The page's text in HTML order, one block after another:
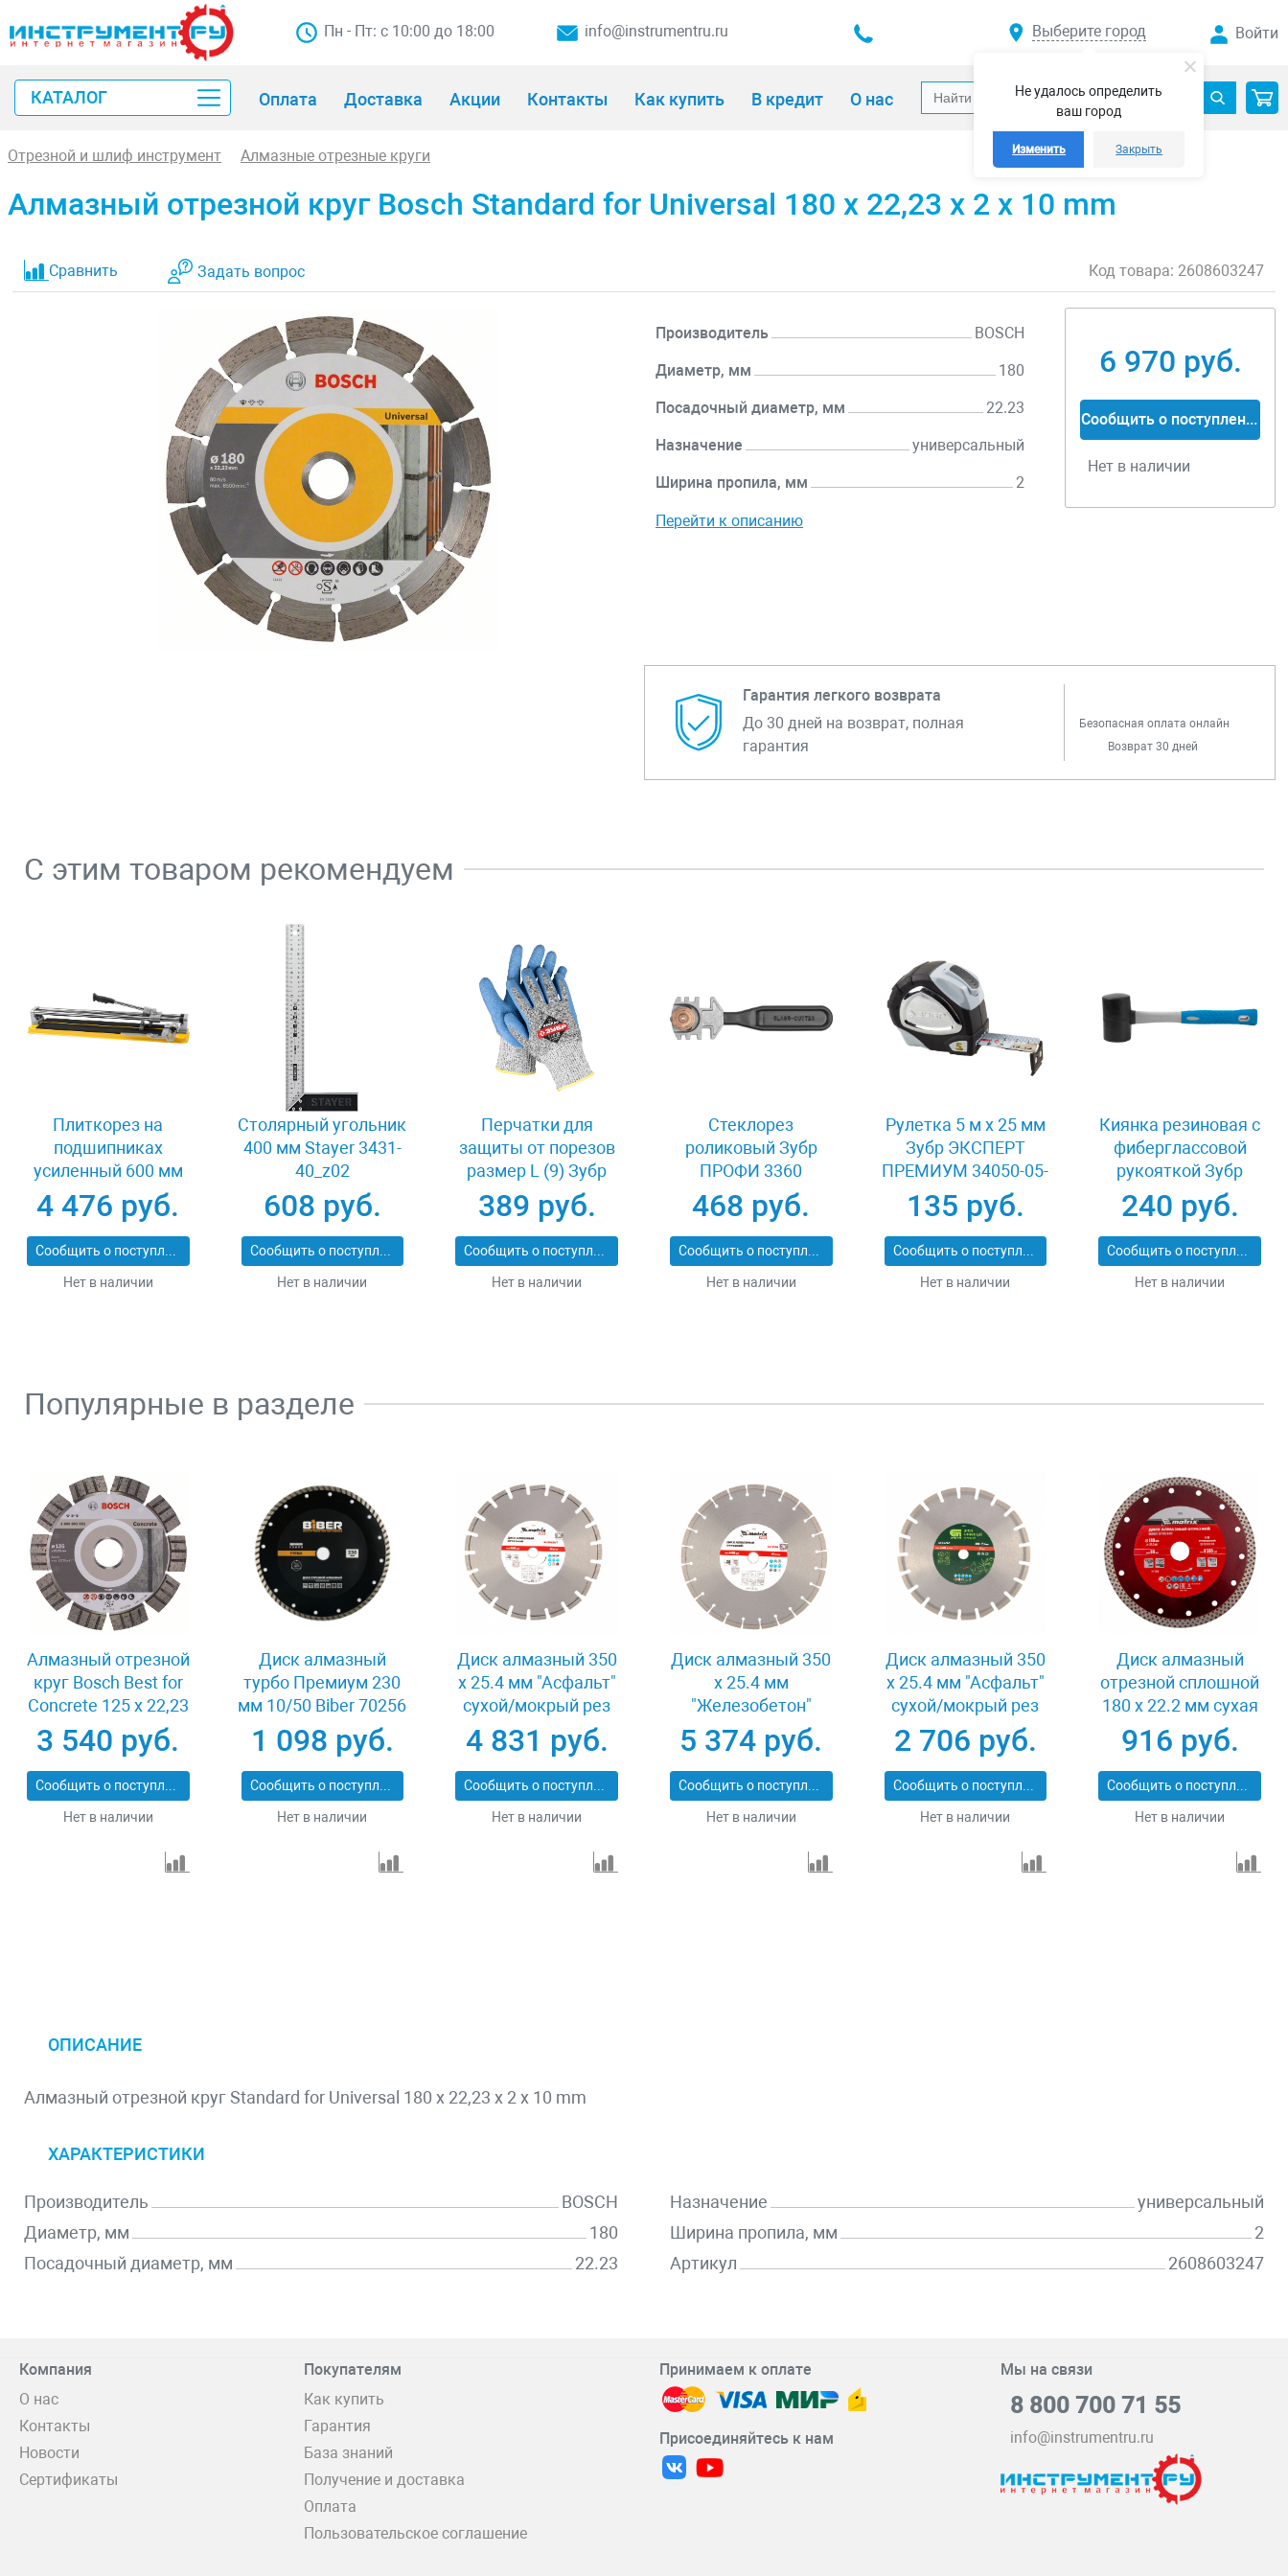
Не удалось определить
ваш город
Изменить Закрыть
Пн - Пт: с 10:00 до 18:00 info@instrumentru.ru Выберите город Войти
КАТАЛОГ Оплата Доставка Акции Контакты Как купить В кредит О нас
Отрезной и шлиф инструмент Алмазные отрезные круги
Алмазный отрезной круг Bosch Standard for Universal 180 x 22,23 x 2 x 10 mm
Сравнить Задать вопрос Код товара: 2608603247
Производитель BOSCH
Диаметр, мм 180
Посадочный диаметр, мм 22.23
Назначение универсальный
Ширина пропила, мм 2
Перейти к описанию
6 970 руб.
Сообщить о поступлении
Нет в наличии
Гарантия легкого возврата
До 30 дней на возврат, полная
гарантия
Безопасная оплата онлайн
Возврат 30 дней
С этим товаром рекомендуем
Плиткорез на
подшипниках
усиленный 600 мм
Stayer PROFI 3318-60
4 476 руб.
Сообщить о поступлении
Нет в наличии
Столярный угольник
400 мм Stayer 3431-
40_z02
608 руб.
Сообщить о поступлении
Нет в наличии
Перчатки для
защиты от порезов
размер L (9) Зубр
11277-L
389 руб.
Сообщить о поступлении
Нет в наличии
Стеклорез
роликовый Зубр
ПРОФИ 3360
468 руб.
Сообщить о поступлении
Нет в наличии
Рулетка 5 м x 25 мм
Зубр ЭКСПЕРТ
ПРЕМИУМ 34050-05-
25_z01
135 руб.
Сообщить о поступлении
Нет в наличии
Киянка резиновая с
фиберглассовой
рукояткой Зубр
ЭКСПЕРТ 2053-
60_z01
240 руб.
Сообщить о поступлении
Нет в наличии
Популярные в разделе
Алмазный отрезной
круг Bosch Best for
Concrete 125 x 22,23
x 2,2 x 12 mm
3 540 руб.
Сообщить о поступлении
Нет в наличии
Диск алмазный
турбо Премиум 230
мм 10/50 Biber 70256
1 098 руб.
Сообщить о поступлении
Нет в наличии
Диск алмазный 350
х 25.4 мм "Асфальт"
сухой/мокрый рез
Pro Matrix 731073
4 831 руб.
Сообщить о поступлении
Нет в наличии
Диск алмазный 350
х 25.4 мм
"Железобетон"
сухой/мокрый рез
Pro Matrix 731103
5 374 руб.
Сообщить о поступлении
Нет в наличии
Диск алмазный 350
х 25.4 мм "Асфальт"
сухой/мокрый рез
Сибртех 731013
2 706 руб.
Сообщить о поступлении
Нет в наличии
Диск алмазный
отрезной сплошной
180 х 22.2 мм сухая
резка Matrix
Professional 73128
916 руб.
Сообщить о поступлении
Нет в наличии
ОПИСАНИЕ
Алмазный отрезной круг Standard for Universal 180 x 22,23 x 2 x 10 mm
ХАРАКТЕРИСТИКИ
Производитель
BOSCH
Диаметр, мм
180
Посадочный диаметр, мм
22.23
Назначение
универсальный
Ширина пропила, мм
2
Артикул
2608603247
Компания
О нас
Контакты
Новости
Сертификаты
Покупателям
Как купить
Гарантия
База знаний
Получение и доставка
Оплата
Пользовательское соглашение
Принимаем к оплате
Присоединяйтесь к нам
Мы на связи
8 800 700 71 55
info@instrumentru.ru